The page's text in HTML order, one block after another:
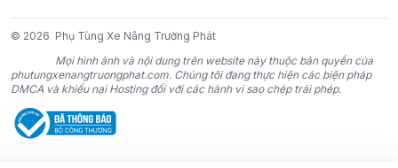
© 2026 Phụ Tùng Xe Nâng Trường Phát
Mọi hình ảnh và nội dung trên website này thuộc bản quyền của
phutungxenangtruongphat.com. Chúng tôi đang thực hiện các biện pháp
DMCA và khiếu nại Hosting đối với các hành vi sao chép trái phép.